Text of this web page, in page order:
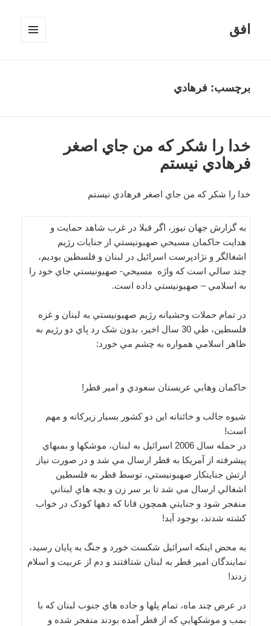
افق
برچسب: فرهادي
خدا را شکر که من جاي اصغر
فرهادي نيستم
خدا را شکر که من جاي اصغر فرهادي نيستم
به گزارش جهان نیوز، اگر قبلا در غرب شاهد حمايت و
هدايت حاکمان مسيحي صهيونيستي از جنايات رژيم
اشغالگر و نژادپرست اسرائيل در لبنان و فلسطين بوديم،
چند سالي است که واژه مسيحي- صهيونيستي جاي خود را
به اسلامي – صهيونيستي داده است.
در تمام حملات وحشيانه رژيم صهيونيستي به لبنان و غزه
فلسطين، طي 30 سال اخير، بدون شک رد پاي دو رژيم به
ظاهر اسلامي همواره به چشم مي خورد:
حاکمان وهابي عربستان سعودي و امير قطر!
شيوه جالب و خائنانه اين دو کشور بسيار زيرکانه و مهم
است!
در حمله سال 2006 اسرائيل به لبنان، موشکها و بمبهاي
پيشرفته از آمريکا به قطر ارسال مي شد و در صورت نياز
ارتش جنايتکار صهيونيستي، توسط قطر به فلسطين
اشغالي ارسال مي شد تا بر سر زن و بچه هاي لبناني
منفجر شود و جنايتي همچون قانا که دهها کودک در خواب
کشته شدند، بوجود آيد!
به محض اينکه اسرائيل شکست خورد و جنگ به پايان رسيد،
نمايندگان امير قطر به لبنان شتافتند و دم از عربيت و اسلام
زدند!
در عرض چند ماه، تمام پلها و جاده هاي جنوب لبنان که با
بمب و موشکهايي که از قطر آمده بودند منفجر شده و